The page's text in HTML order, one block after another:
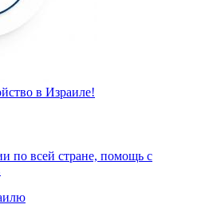
в Израиле!
по всей стране, помощь с